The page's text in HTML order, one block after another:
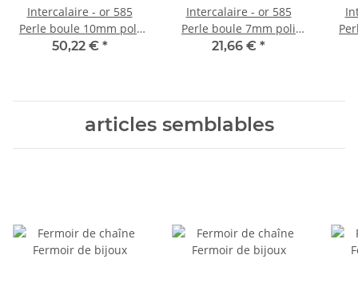
Intercalaire - or 585
Perle boule 10mm poli
/0101
50,22 € *
Intercalaire - or 585
Perle boule 7mm poli
/0700
21,66 € *
articles semblables